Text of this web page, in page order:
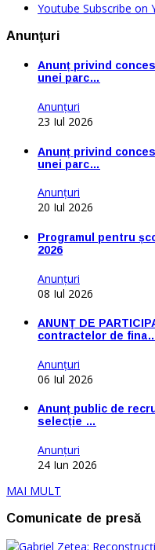
Youtube Subscribe on
Anunţuri
Anunț privind
unei parc…
Anunţuri
23 Iul 2026
Anunț privind
unei parc…
Anunţuri
20 Iul 2026
Programul pentru
2026
Anunţuri
08 Iul 2026
ANUNŢ DE
contractelor de
Anunţuri
06 Iul 2026
Anunț public de
selecție …
Anunţuri
24 Iun 2026
MAI MULT
Comunicate de presă